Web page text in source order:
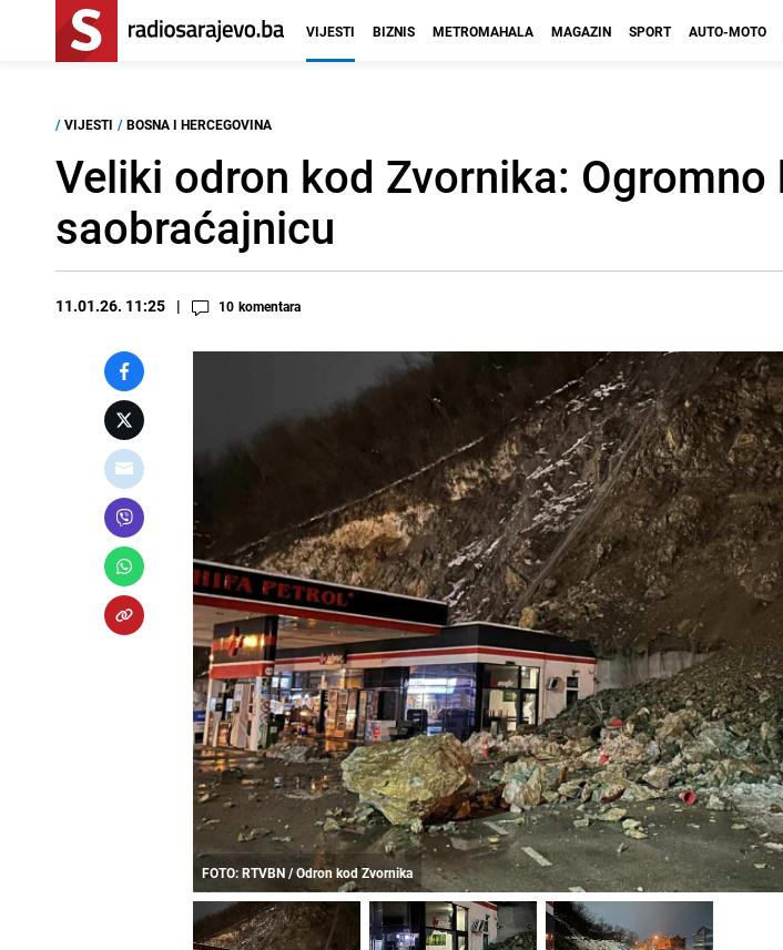
VIJESTI BIZNIS METROMAHALA MAGAZIN SPORT AUTO-MOTO
/ VIJESTI / BOSNA I HERCEGOVINA
Veliki odron kod Zvornika:
saobraćajnicu
11.01.26. 11:25 10 komentara
FOTO: RTVBN / Odron kod Zvornika